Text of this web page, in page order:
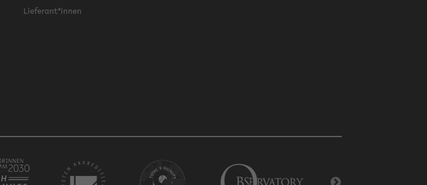
Lieferant*innen